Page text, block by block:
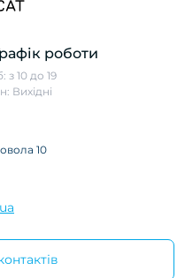
роботи
з 10 до 19
Вихідні
10